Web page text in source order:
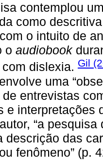
contemplou
como
o intuito de
o audiobook
dislexia. Gil
uma
entrevistas
e interpretações
“a
descrição das
fenômeno” (p.